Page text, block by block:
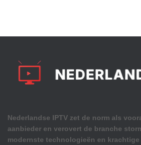
Nederlandse IPTV zet de norm als
aanbieder en verovert de branche
modernste technologieën en krachtige